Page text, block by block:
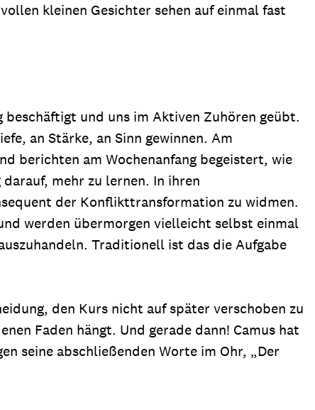
kleinen Gesichter sehen auf einmal fast
und uns im Aktiven Zuhören geübt.
an Stärke, an Sinn gewinnen. Am
berichten am Wochenanfang begeistert, wie
mehr zu lernen. In ihren
der Konflikttransformation zu widmen.
werden übermorgen vielleicht selbst einmal
Traditionell ist das die Aufgabe
den Kurs nicht auf später verschoben zu
Faden hängt. Und gerade dann! Camus hat
seine abschließenden Worte im Ohr, „Der